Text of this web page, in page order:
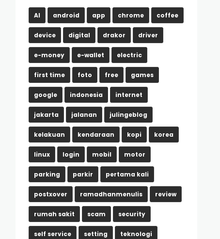
AI android app chrome coffee
device digital drakor driver
e-money e-wallet electric
first time foto free games
google indonesia internet
jakarta jalanan julingeblog
kelakuan kendaraan kopi korea
linux login mobil motor
parking parkir pertama kali
postxover ramadhanmenulis review
rumah sakit scam security
self service setting teknologi